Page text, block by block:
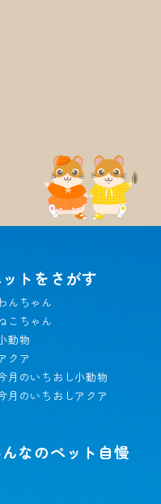
トをさがす
んちゃん
こちゃん
動物
クア
月のいちおし小動物
月のいちおしアクア
なのペット自慢